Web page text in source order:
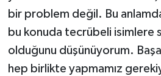
bir problem değil. Bu
bu konuda tecrübeli isimlere
olduğunu düşünüyorum.
hep birlikte yapmamız